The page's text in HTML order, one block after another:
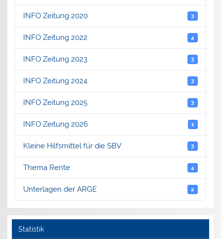
INFO Zeitung 2020 3
INFO Zeitung 2022 4
INFO Zeitung 2023 3
INFO Zeitung 2024 3
INFO Zeitung 2025 3
INFO Zeitung 2026 1
Kleine Hilfsmittel für die SBV 3
Thema Rente 4
Unterlagen der ARGE 2
Statistik